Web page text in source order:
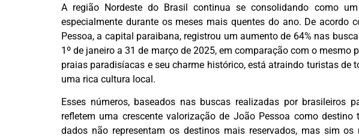
A região Nordeste do Brasil continua se consolidando como
especialmente durante os meses mais quentes do ano. De acordo
Pessoa, a capital paraibana, registrou um aumento de 64% nas
1º de janeiro a 31 de março de 2025, em comparação com o mesmo
praias paradisíacas e seu charme histórico, está atraindo turistas de
uma rica cultura local.
Esses números, baseados nas buscas realizadas por brasileiros
refletem uma crescente valorização de João Pessoa como
dados não representam os destinos mais reservados, mas sim